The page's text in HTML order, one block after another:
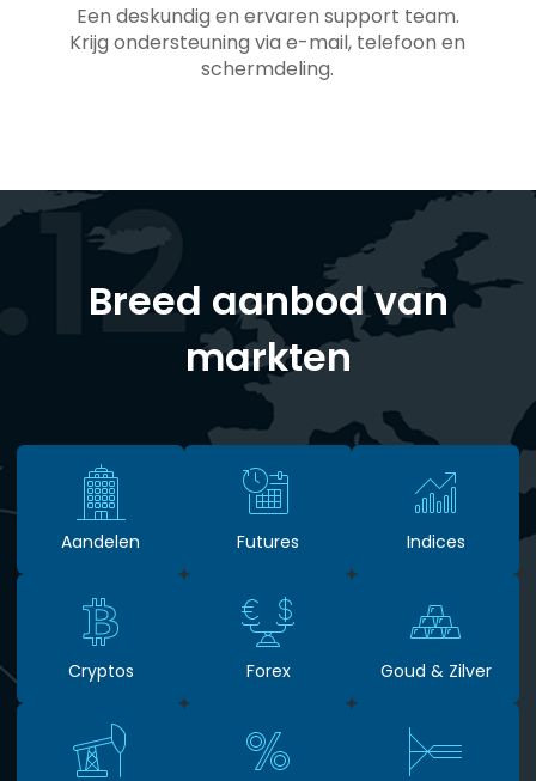
Een deskundig en ervaren support team.
Krijg ondersteuning via e-mail, telefoon en
schermdeling.
Breed aanbod van
markten
Aandelen Futures Indices
Cryptos Forex Goud & Zilver